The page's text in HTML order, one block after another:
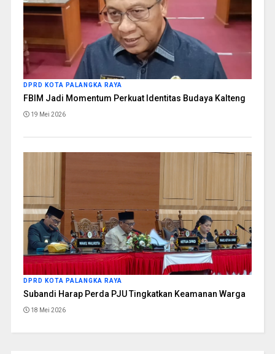
DPRD KOTA PALANGKA RAYA
FBIM Jadi Momentum Perkuat Identitas Budaya Kalteng
19 Mei 2026
DPRD KOTA PALANGKA RAYA
Subandi Harap Perda PJU Tingkatkan Keamanan Warga
18 Mei 2026